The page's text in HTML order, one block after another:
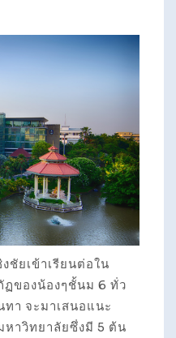
ชัยเข้าเรียนต่อใน
ของน้องๆชั้นม 6 ทั่ว
า จะมาเสนอแนะ
หาวิทยาลัยซึ่งมี 5 ต้น